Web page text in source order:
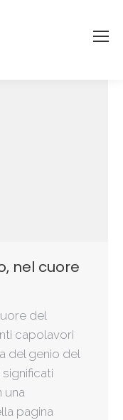
nel cuore
del
capolavori
del genio del
una
pagina